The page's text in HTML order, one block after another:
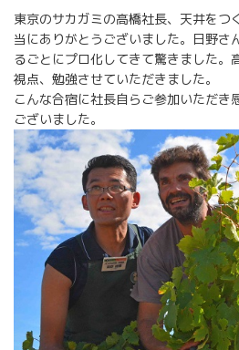
東京のサカガミの高橋社長、天井をつ
当にありがとうございました。日野さ
るごとにプロ化してきて驚きました。
視点、勉強させていただきました。
こんな合宿に社長自らご参加いただき
ございました。